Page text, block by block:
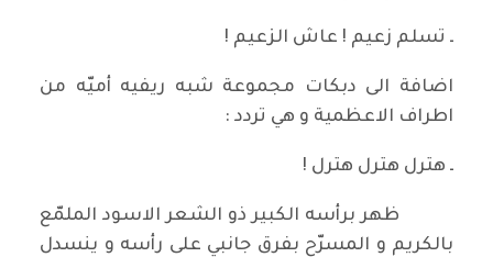
ـ تسلم زعيم ! عاش الزعيم !
اضافة الى دبكات مجموعة شبه ريفيه أميّه من
اطراف الاعظمية و هي تردد :
ـ هترل هترل هترل !
ظهر برأسه الكبير ذو الشعر الاسود الملمّع
بالكريم و المسرّح بفرق جانبي على رأسه و ينسدل